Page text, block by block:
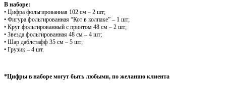
В наборе:
• Цифра фольгированная 102 см – 2 шт;
• Фигура фольгированная “Кот в колпаке” – 1 шт;
• Круг фольгированный с принтом 48 см – 2 шт;
• Звезда фольгированная 48 см – 4 шт;
• Шар даблстафф 35 см – 5 шт;
• Грузик – 4 шт.
*Цифры в наборе могут быть любыми, по желанию клиента